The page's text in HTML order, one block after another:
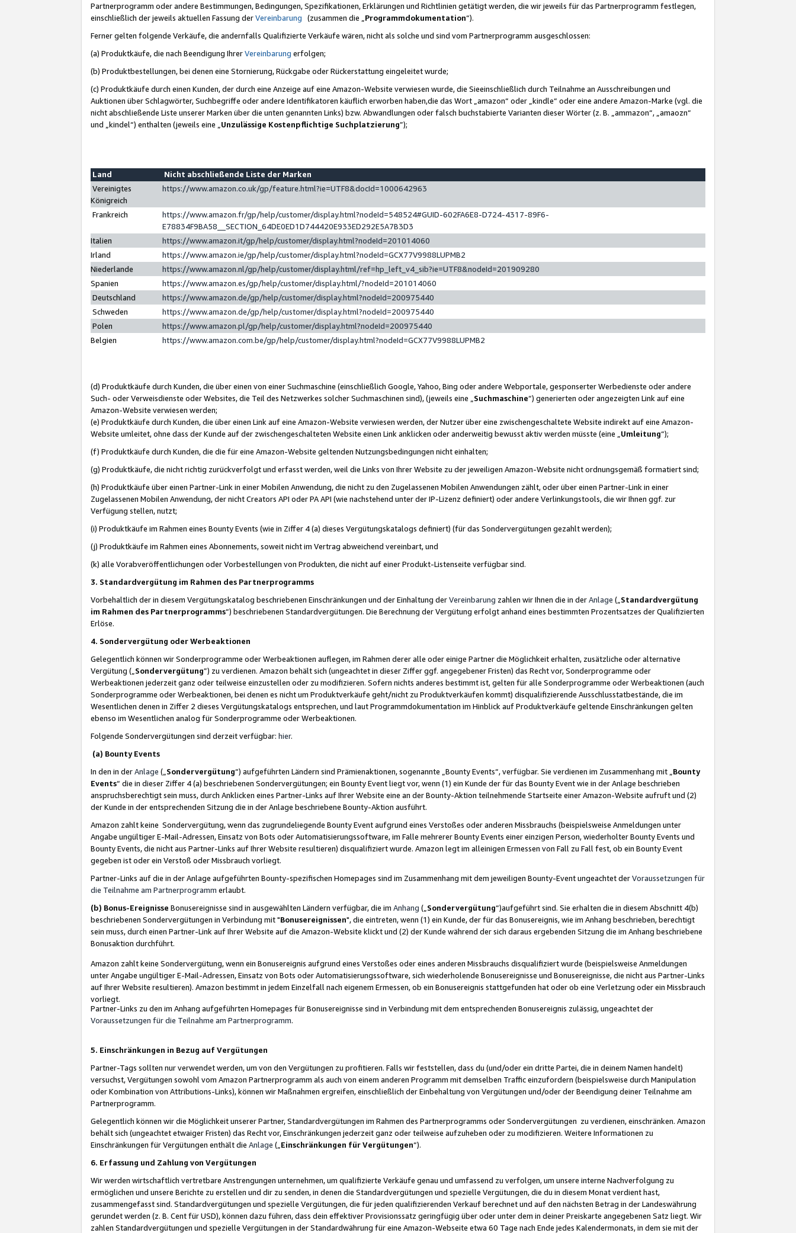
Partnerprogramm oder andere Bestimmungen, Bedingungen, Spezifikationen, Erklärungen und Richtlinien getätigt werden, die wir jeweils für das Partnerprogramm festlegen,
einschließlich der jeweils aktuellen Fassung derVereinbarung (zusammen die „ Programmdokumentation“).
Ferner gelten folgende Verkäufe, die andernfalls Qualifizierte Verkäufe wären, nicht als solche und sind vom Partnerprogramm ausgeschlossen:
(a) Produktkäufe, die nach Beendigung IhrerVereinbarung erfolgen;
(b) Produktbestellungen, bei denen eine Stornierung, Rückgabe oder Rückerstattung eingeleitet wurde;
(c) Produktkäufe durch einen Kunden, der durch eine Anzeige auf eine Amazon-Website verwiesen wurde, die Sieeinschließlich durch Teilnahme an Ausschreibungen und
Auktionen über Schlagwörter, Suchbegriffe oder andere Identifikatoren käuflich erworben haben,die das Wort „amazon“ oder „kindle“ oder eine andere Amazon-Marke (vgl. die
nicht abschließende Liste unserer Marken über die unten genannten Links) bzw. Abwandlungen oder falsch buchstabierte Varianten dieser Wörter (z. B. „ammazon“, „amaozn“
und „kindel“) enthalten (jeweils eine „ Unzulässige Kostenpflichtige Suchplatzierung”);
Land
Nicht abschließende Liste der Marken
Vereinigtes
Königreich
https://www.amazon.co.uk/gp/feature.html?ie=UTF8&docId=1000642963
Frankreich
https://www.amazon.fr/gp/help/customer/display.html?nodeId=548524#GUID-602FA6E8-D724-4317-89F6-
E78834F9BA58__SECTION_64DE0ED1D744420E933ED292E5A7B3D3
Italien
https://www.amazon.it/gp/help/customer/display.html?nodeId=201014060
Irland
https://www.amazon.ie/gp/help/customer/display.html?nodeId=GCX77V9988LUPMB2
Niederlande
https://www.amazon.nl/gp/help/customer/display.html/ref=hp_left_v4_sib?ie=UTF8&nodeId=201909280
Spanien
https://www.amazon.es/gp/help/customer/display.html/?nodeId=201014060
Deutschland
https://www.amazon.de/gp/help/customer/display.html?nodeId=200975440
Schweden
https://www.amazon.de/gp/help/customer/display.html?nodeId=200975440
Polen
https://www.amazon.pl/gp/help/customer/display.html?nodeId=200975440
Belgien
https://www.amazon.com.be/gp/help/customer/display.html?nodeId=GCX77V9988LUPMB2
(d) Produktkäufe durch Kunden, die über einen von einer Suchmaschine (einschließlich Google, Yahoo, Bing oder andere Webportale, gesponserter Werbedienste oder andere
Such- oder Verweisdienste oder Websites, die Teil des Netzwerkes solcher Suchmaschinen sind), (jeweils eine „ Suchmaschine“) generierten oder angezeigten Link auf eine
Amazon-Website verwiesen werden;
(e) Produktkäufe durch Kunden, die über einen Link auf eine Amazon-Website verwiesen werden, der Nutzer über eine zwischengeschaltete Website indirekt auf eine Amazon-
Website umleitet, ohne dass der Kunde auf der zwischengeschalteten Website einen Link anklicken oder anderweitig bewusst aktiv werden müsste (eine „ Umleitung“);
(f) Produktkäufe durch Kunden, die die für eine Amazon-Website geltenden Nutzungsbedingungen nicht einhalten;
(g) Produktkäufe, die nicht richtig zurückverfolgt und erfasst werden, weil die Links von Ihrer Website zu der jeweiligen Amazon-Website nicht ordnungsgemäß formatiert sind;
(h) Produktkäufe über einen Partner-Link in einer Mobilen Anwendung, die nicht zu den Zugelassenen Mobilen Anwendungen zählt, oder über einen Partner-Link in einer
Zugelassenen Mobilen Anwendung, der nicht Creators API oder PA API (wie nachstehend unter der IP-Lizenz definiert) oder andere Verlinkungstools, die wir Ihnen ggf. zur
Verfügung stellen, nutzt;
(i) Produktkäufe im Rahmen eines Bounty Events (wie in Ziffer 4 (a) dieses Vergütungskatalogs definiert) (für das Sondervergütungen gezahlt werden);
(j) Produktkäufe im Rahmen eines Abonnements, soweit nicht im Vertrag abweichend vereinbart, und
(k) alle Vorabveröffentlichungen oder Vorbestellungen von Produkten, die nicht auf einer Produkt-Listenseite verfügbar sind.
3. Standardvergütung im Rahmen des Partnerprogramms
Vorbehaltlich der in diesem Vergütungskatalog beschriebenen Einschränkungen und der Einhaltung derVereinbarung zahlen wir Ihnen die in derAnlage („ Standardvergütung
im Rahmen des Partnerprogramms“) beschriebenen Standardvergütungen. Die Berechnung der Vergütung erfolgt anhand eines bestimmten Prozentsatzes der Qualifizierten
Erlöse.
4. Sondervergütung oder Werbeaktionen
Gelegentlich können wir Sonderprogramme oder Werbeaktionen auflegen, im Rahmen derer alle oder einige Partner die Möglichkeit erhalten, zusätzliche oder alternative
Vergütung („ Sondervergütung”) zu verdienen. Amazon behält sich (ungeachtet in dieser Ziffer ggf. angegebener Fristen) das Recht vor, Sonderprogramme oder
Werbeaktionen jederzeit ganz oder teilweise einzustellen oder zu modifizieren. Sofern nichts anderes bestimmt ist, gelten für alle Sonderprogramme oder Werbeaktionen (auch
Sonderprogramme oder Werbeaktionen, bei denen es nicht um Produktverkäufe geht/nicht zu Produktverkäufen kommt) disqualifizierende Ausschlusstatbestände, die im
Wesentlichen denen in Ziffer 2 dieses Vergütungskatalogs entsprechen, und laut Programmdokumentation im Hinblick auf Produktverkäufe geltende Einschränkungen gelten
ebenso im Wesentlichen analog für Sonderprogramme oder Werbeaktionen.
Folgende Sondervergütungen sind derzeit verfügbar: hier.
(a) Bounty Events
In den in derAnlage („ Sondervergütung“) aufgeführten Ländern sind Prämienaktionen, sogenannte „Bounty Events“, verfügbar. Sie verdienen im Zusammenhang mit „ Bounty
Events“ die in dieser Ziffer 4 (a) beschriebenen Sondervergütungen; ein Bounty Event liegt vor, wenn (1) ein Kunde der für das Bounty Event wie in der Anlage beschrieben
anspruchsberechtigt sein muss, durch Anklicken eines Partner-Links auf Ihrer Website eine an der Bounty-Aktion teilnehmende Startseite einer Amazon-Website aufruft und (2)
der Kunde in der entsprechenden Sitzung die in der Anlage beschriebene Bounty-Aktion ausführt.
Amazon zahlt keine Sondervergütung, wenn das zugrundeliegende Bounty Event aufgrund eines Verstoßes oder anderen Missbrauchs (beispielsweise Anmeldungen unter
Angabe ungültiger E-Mail-Adressen, Einsatz von Bots oder Automatisierungssoftware, im Falle mehrerer Bounty Events einer einzigen Person, wiederholter Bounty Events und
Bounty Events, die nicht aus Partner-Links auf Ihrer Website resultieren) disqualifiziert wurde. Amazon legt im alleinigen Ermessen von Fall zu Fall fest, ob ein Bounty Event
gegeben ist oder ein Verstoß oder Missbrauch vorliegt.
Partner-Links auf die in der Anlage aufgeführten Bounty-spezifischen Homepages sind im Zusammenhang mit dem jeweiligen Bounty-Event ungeachtet derVoraussetzungen für
die Teilnahme am Partnerprogramm erlaubt.
(b) Bonus-Ereignisse Bonusereignisse sind in ausgewählten Ländern verfügbar, die im Anhang („ Sondervergütung“)aufgeführt sind. Sie erhalten die in diesem Abschnitt 4(b)
beschriebenen Sondervergütungen in Verbindung mit "Bonusereignissen", die eintreten, wenn (1) ein Kunde, der für das Bonusereignis, wie im Anhang beschrieben, berechtigt
sein muss, durch einen Partner-Link auf Ihrer Website auf die Amazon-Website klickt und (2) der Kunde während der sich daraus ergebenden Sitzung die im Anhang beschriebene
Bonusaktion durchführt.
Amazon zahlt keine Sondervergütung, wenn ein Bonusereignis aufgrund eines Verstoßes oder eines anderen Missbrauchs disqualifiziert wurde (beispielsweise Anmeldungen
unter Angabe ungültiger E-Mail-Adressen, Einsatz von Bots oder Automatisierungssoftware, sich wiederholende Bonusereignisse und Bonusereignisse, die nicht aus Partner-Links
auf Ihrer Website resultieren). Amazon bestimmt in jedem Einzelfall nach eigenem Ermessen, ob ein Bonusereignis stattgefunden hat oder ob eine Verletzung oder ein Missbrauch
vorliegt.
Partner-Links zu den im Anhang aufgeführten Homepages für Bonusereignisse sind in Verbindung mit dem entsprechenden Bonusereignis zulässig, ungeachtet der
Voraussetzungen für die Teilnahme am Partnerprogramm.
5. Einschränkungen in Bezug auf Vergütungen
Partner-Tags sollten nur verwendet werden, um von den Vergütungen zu profitieren. Falls wir feststellen, dass du (und/oder ein dritte Partei, die in deinem Namen handelt)
versuchst, Vergütungen sowohl vom Amazon Partnerprogramm als auch von einem anderen Programm mit demselben Traffic einzufordern (beispielsweise durch Manipulation
oder Kombination von Attributions-Links), können wir Maßnahmen ergreifen, einschließlich der Einbehaltung von Vergütungen und/oder der Beendigung deiner Teilnahme am
Partnerprogramm.
Gelegentlich können wir die Möglichkeit unserer Partner, Standardvergütungen im Rahmen des Partnerprogramms oder Sondervergütungen zu verdienen, einschränken. Amazon
behält sich (ungeachtet etwaiger Fristen) das Recht vor, Einschränkungen jederzeit ganz oder teilweise aufzuheben oder zu modifizieren. Weitere Informationen zu
Einschränkungen für Vergütungen enthält die Anlage („ Einschränkungen für Vergütungen“).
6. Erfassung und Zahlung von Vergütungen
Wir werden wirtschaftlich vertretbare Anstrengungen unternehmen, um qualifizierte Verkäufe genau und umfassend zu verfolgen, um unsere interne Nachverfolgung zu
ermöglichen und unsere Berichte zu erstellen und dir zu senden, in denen die Standardvergütungen und spezielle Vergütungen, die du in diesem Monat verdient hast,
zusammengefasst sind. Standardvergütungen und spezielle Vergütungen, die für jeden qualifizierenden Verkauf berechnet und auf den nächsten Betrag in der Landeswährung
gerundet werden (z. B. Cent für USD), können dazu führen, dass dein effektiver Provisionssatz geringfügig über oder unter dem in deiner Preiskarte angegebenen Satz liegt. Wir
zahlen Standardvergütungen und spezielle Vergütungen in der Standardwährung für eine Amazon-Webseite etwa 60 Tage nach Ende jedes Kalendermonats, in dem sie mit der